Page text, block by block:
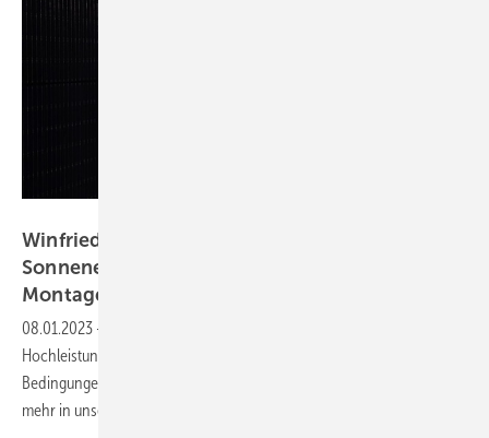
Winfried Wahl von Longi: Optimale
Sonnenernte vom Dach mit universeller
Montage
08.01.2023 -
Hochleistungsmodul für Dächer: Hoher Ertrag auch unter schwierigen
Bedingungen, zuverlässig und universell zu montieren. Erfahren Sie
mehr in unserem